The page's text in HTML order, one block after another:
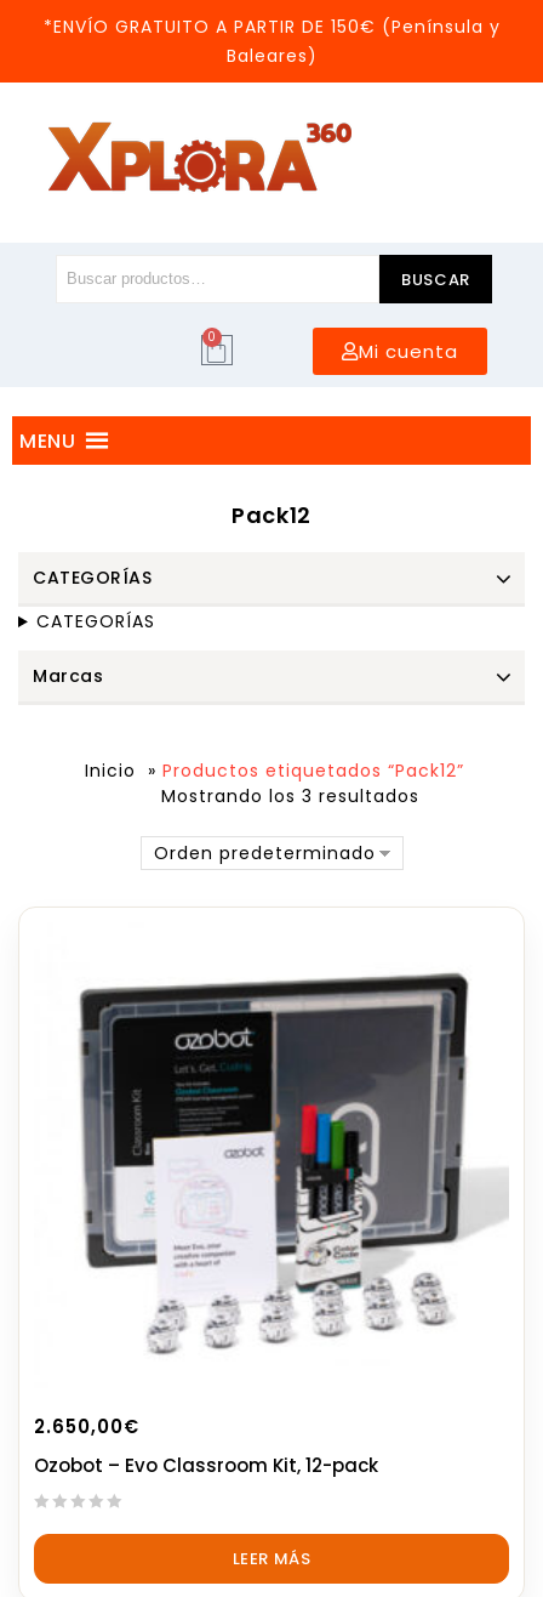
*ENVÍO GRATUITO A PARTIR DE 150€ (Península y
Baleares)
BUSCAR
0
Mi cuenta
MENU
Pack12
Inicio » Productos etiquetados “Pack12”
Mostrando los 3 resultados
Orden predeterminado
2.650,00€
Ozobot – Evo Classroom Kit, 12-pack
out
5
LEER MÁS
CATEGORÍAS
CATEGORÍAS
Marcas